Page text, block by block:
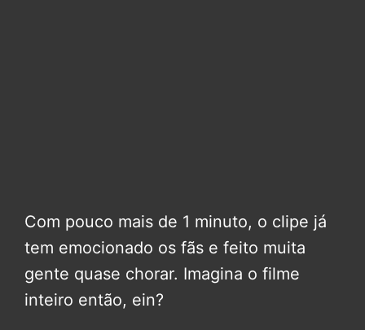
Com pouco mais de 1 minuto, o clipe já
tem emocionado os fãs e feito muita
gente quase chorar. Imagina o filme
inteiro então, ein?